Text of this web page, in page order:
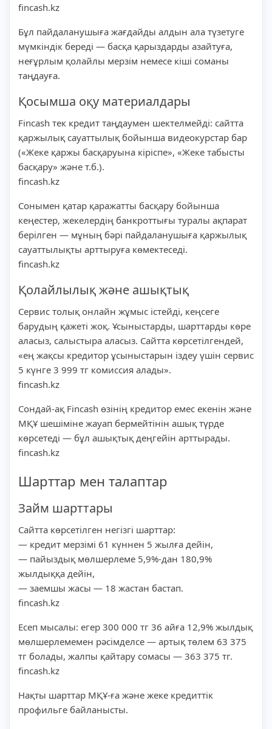
fincash.kz
Бұл пайдаланушыға жағдайды алдын ала түзетуге
мүмкіндік береді — басқа қарыздарды азайтуға,
неғұрлым қолайлы мерзім немесе кіші соманы
таңдауға.
Қосымша оқу материалдары
Fincash тек кредит таңдаумен шектелмейді: сайтта
қаржылық сауаттылық бойынша видеокурстар бар
(«Жеке қаржы басқаруына кіріспе», «Жеке табысты
басқару» және т.б.).
fincash.kz
Сонымен қатар қаражатты басқару бойынша
кеңестер, жекелердің банкроттығы туралы ақпарат
берілген — мұның бәрі пайдаланушыға қаржылық
сауаттылықты арттыруға көмектеседі.
fincash.kz
Қолайлылық және ашықтық
Сервис толық онлайн жұмыс істейді, кеңсеге
барудың қажеті жоқ. Ұсыныстарды, шарттарды көре
аласыз, салыстыра аласыз. Сайтта көрсетілгендей,
«ең жақсы кредитор ұсыныстарын іздеу үшін сервис
5 күнге 3 999 тг комиссия алады».
fincash.kz
Сондай-ақ Fincash өзінің кредитор емес екенін және
МҚҰ шешіміне жауап бермейтінін ашық түрде
көрсетеді — бұл ашықтық деңгейін арттырады.
fincash.kz
Шарттар мен талаптар
Займ шарттары
Сайтта көрсетілген негізгі шарттар:
— кредит мерзімі 61 күннен 5 жылға дейін,
— пайыздық мөлшерлеме 5,9%-дан 180,9%
жылдыққа дейін,
— заемшы жасы — 18 жастан бастап.
fincash.kz
Есеп мысалы: егер 300 000 тг 36 айға 12,9% жылдық
мөлшерлемемен рәсімделсе — артық төлем 63 375
тг болады, жалпы қайтару сомасы — 363 375 тг.
fincash.kz
Нақты шарттар МҚҰ-ға және жеке кредиттік
профильге байланысты.